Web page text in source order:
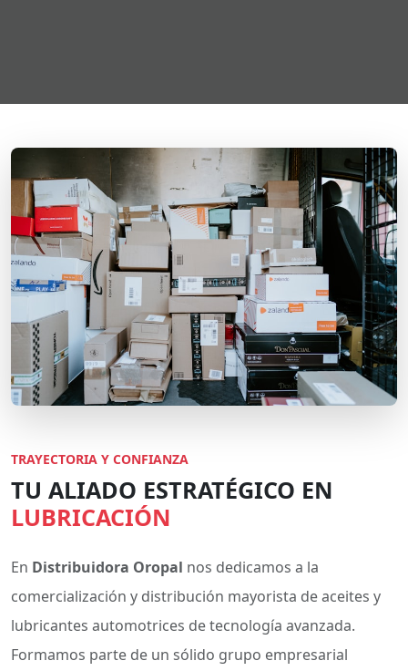
TRAYECTORIA Y CONFIANZA
TU ALIADO ESTRATÉGICO EN
LUBRICACIÓN
En Distribuidora Oropal nos dedicamos a la
comercialización y distribución mayorista de aceites y
lubricantes automotrices de tecnología avanzada.
Formamos parte de un sólido grupo empresarial